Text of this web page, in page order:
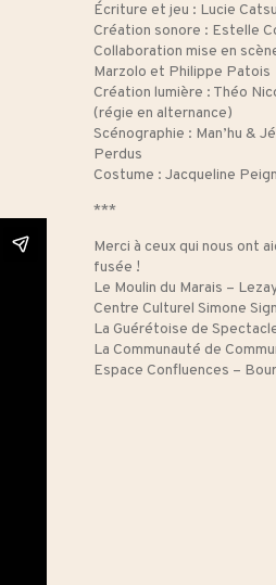
Écriture et jeu : Lucie Catsu
Création sonore : Estelle
Collaboration mise en
Marzolo et Philippe Patois
Création lumière : Théo
(régie en alternance)
Scénographie : Man’hu &
Perdus
Costume : Jacqueline
***
Merci à ceux qui nous ont
fusée !
Le Moulin du Marais –
Centre Culturel Simone
La Guérétoise de
La Communauté de
Espace Confluences –